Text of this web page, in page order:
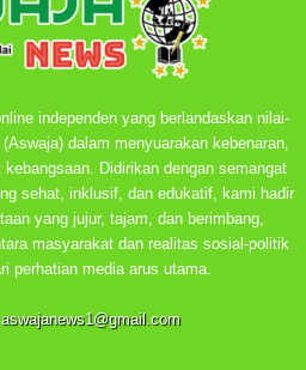
independen yang berlandaskan nilai-
dalam menyuarakan kebenaran,
Didirikan dengan semangat
sehat, inklusif, dan edukatif, kami hadir
yang jujur, tajam, dan berimbang,
masyarakat dan realitas sosial-politik
perhatian media arus utama.
aswajanews1@gmail.com